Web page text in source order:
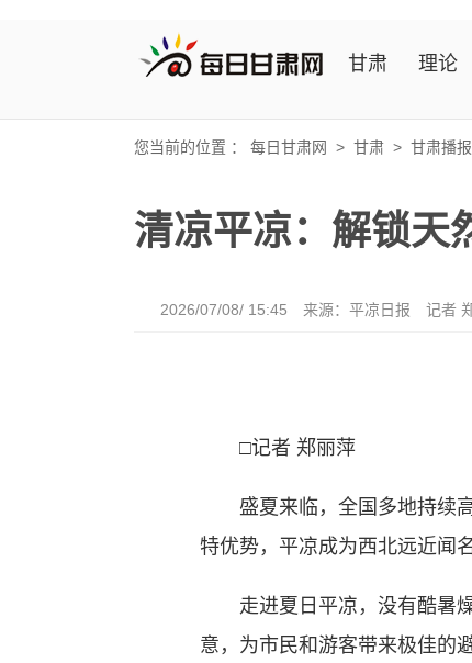
甘肃 理论
您当前的位置 ： 每日甘肃网 > 甘肃 > 甘肃播报
清凉平凉：解锁天
2026/07/08/ 15:45 来源：平凉日报 记者
□记者 郑丽萍
盛夏来临，全国多地持续高
特优势，平凉成为西北远近闻
走进夏日平凉，没有酷暑燥
意，为市民和游客带来极佳的